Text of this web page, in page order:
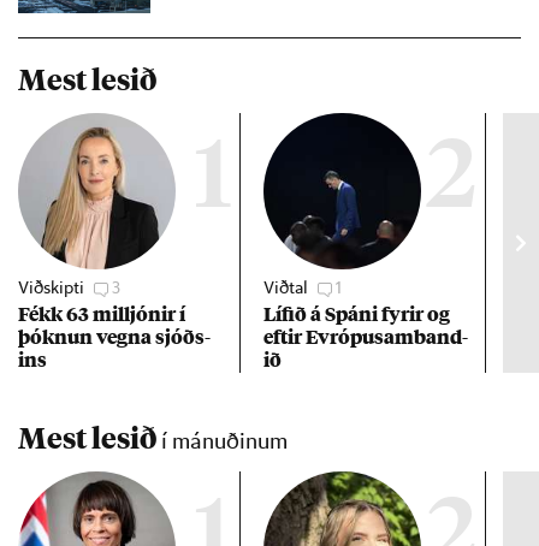
Mest lesið
1
Viðskipti 3
Fékk 63 millj­ón­ir í
þókn­un vegna sjóðs­
ins
2
Viðtal 1
Líf­ið á Spáni fyr­ir og
eft­ir Evr­ópu­sam­band­
ið
Mest lesið í mánuðinum